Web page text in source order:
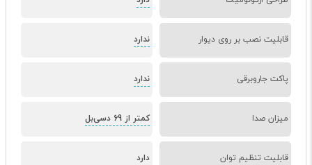
قابلیت نصب بر روی دیوار ندارد
پاکت جاروبرقی ندارد
میزان صدا کمتر از 69 دسی‌بل
قابلیت تنظیم توان دارد